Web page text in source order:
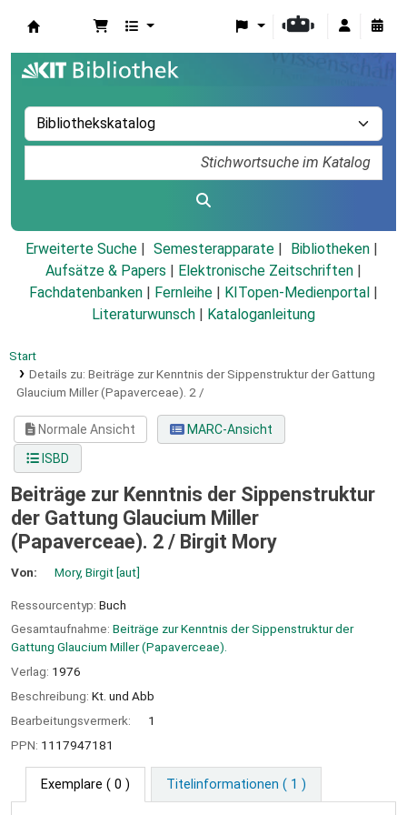
Erweiterte Suche Semesterapparate
Bibliotheken
Aufsätze & Papers
Elektronische Zeitschriften
Fachdatenbanken
Fernleihe KITopen-Medienportal
Literaturwunsch
Kataloganleitung
Start
Details zu: Beiträge zur Kenntnis der Sippenstruktur der Gattung
Glaucium Miller (Papaverceae). 2 /
Normale Ansicht
MARC-Ansicht
ISBD
Beiträge zur Kenntnis der Sippenstruktur
der Gattung Glaucium Miller
(Papaverceae). 2 / Birgit Mory
Von: Mory, Birgit[aut]
Ressourcentyp: Buch
Gesamtaufnahme: Beiträge zur Kenntnis der Sippenstruktur der
Gattung Glaucium Miller (Papaverceae).
Verlag: 1976
Beschreibung: Kt. und Abb
Bearbeitungsvermerk:
1
PPN: 1117947181
Exemplare ( 0 ) Titelinformationen ( 1 )